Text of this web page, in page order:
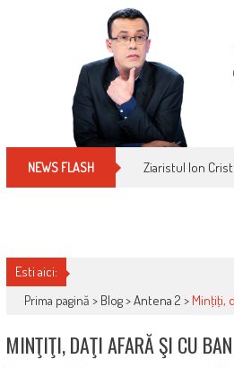
NEWS FLASH Ziaristul Ion
Esti aici:
Prima pagină > Blog>Antena 2 > Minţiţi,
MINŢIŢI, DAŢI AFARĂ ŞI CU